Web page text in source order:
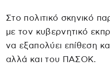
Στο πολιτικό σκηνικό
με τον κυβερνητικό
να εξαπολύει επίθεση
αλλά και του ΠΑΣΟΚ.